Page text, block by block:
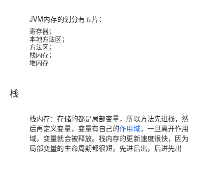
JVM内存的划分有五片：
寄存器；
本地方法区；
方法区；
栈内存；
堆内存
栈
栈内存：存储的都是局部变量，所以方法先进栈，然
后再定义变量，变量有自己的作用域，一旦离开作用
域，变量就会被释放。栈内存的更新速度很快，因为
局部变量的生命周期都很短，先进后出，后进先出